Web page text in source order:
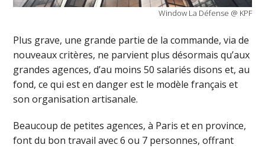
Window La Défense @ KPF
Plus grave, une grande partie de la commande, via de
nouveaux critères, ne parvient plus désormais qu’aux
grandes agences, d’au moins 50 salariés disons et, au
fond, ce qui est en danger est le modèle français et
son organisation artisanale.
Beaucoup de petites agences, à Paris et en province,
font du bon travail avec 6 ou 7 personnes, offrant